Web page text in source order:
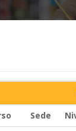
Sede